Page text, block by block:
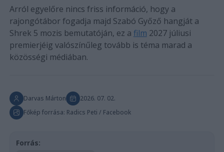
Arról egyelőre nincs friss információ, hogy a
rajongótábor fogadja majd Szabó Győző hangját a
Shrek 5 mozis bemutatóján, ez a film 2027 júliusi
premierjéig valószínűleg tovább is téma marad a
közösségi médiában.
Darvas Márton
2026. 07. 02.
Főkép forrása: Radics Peti / Facebook
Forrás: